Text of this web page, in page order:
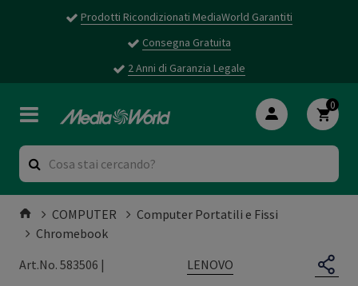
Prodotti Ricondizionati MediaWorld Garantiti
Consegna Gratuita
2 Anni di Garanzia Legale
0
COMPUTER
Computer Portatili e Fissi
Chromebook
Art.No. 583506 |
LENOVO